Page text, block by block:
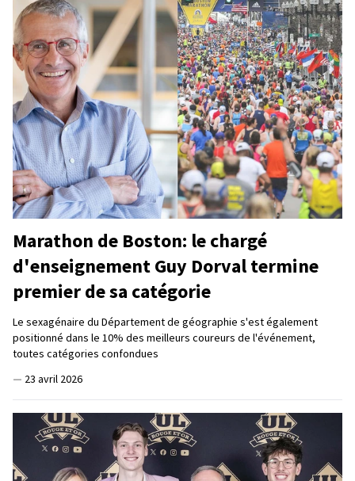
Marathon de Boston: le chargé
d'enseignement Guy Dorval termine
premier de sa catégorie
Le sexagénaire du Département de géographie s'est également
positionné dans le 10% des meilleurs coureurs de l'événement,
toutes catégories confondues
— 23 avril 2026